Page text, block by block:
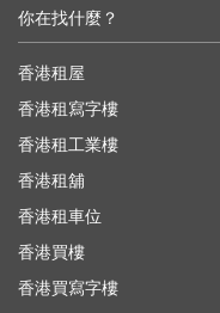
你在找什麼？
香港租屋
香港租寫字樓
香港租工業樓
香港租舖
香港租車位
香港買樓
香港買寫字樓